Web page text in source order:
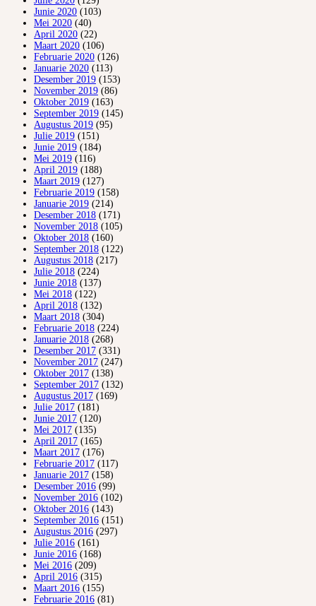
Junie 2020 (103)
Mei 2020 (40)
April 2020 (22)
Maart 2020 (106)
Februarie 2020 (126)
Januarie 2020 (113)
Desember 2019 (153)
November 2019 (86)
Oktober 2019 (163)
September 2019 (145)
Augustus 2019 (95)
Julie 2019 (151)
Junie 2019 (184)
Mei 2019 (116)
April 2019 (188)
Maart 2019 (127)
Februarie 2019 (158)
Januarie 2019 (214)
Desember 2018 (171)
November 2018 (105)
Oktober 2018 (160)
September 2018 (122)
Augustus 2018 (217)
Julie 2018 (224)
Junie 2018 (137)
Mei 2018 (122)
April 2018 (132)
Maart 2018 (304)
Februarie 2018 (224)
Januarie 2018 (268)
Desember 2017 (331)
November 2017 (247)
Oktober 2017 (138)
September 2017 (132)
Augustus 2017 (169)
Julie 2017 (181)
Junie 2017 (120)
Mei 2017 (135)
April 2017 (165)
Maart 2017 (176)
Februarie 2017 (117)
Januarie 2017 (158)
Desember 2016 (99)
November 2016 (102)
Oktober 2016 (143)
September 2016 (151)
Augustus 2016 (297)
Julie 2016 (161)
Junie 2016 (168)
Mei 2016 (209)
April 2016 (315)
Maart 2016 (155)
Februarie 2016 (81)